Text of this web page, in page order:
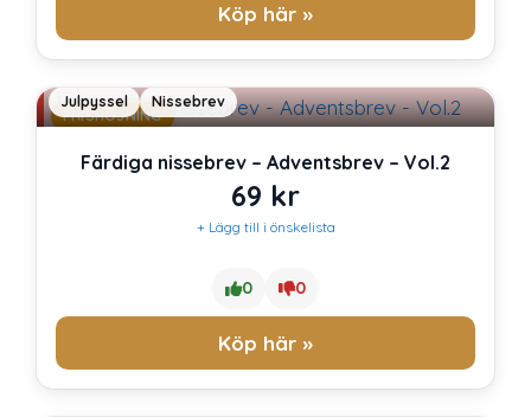
Köp här »
PRISHÖJNING
Julpyssel Nissebrev
Färdiga nissebrev – Adventsbrev – Vol.2
69 kr
+ Lägg till i önskelista
0 0
Köp här »